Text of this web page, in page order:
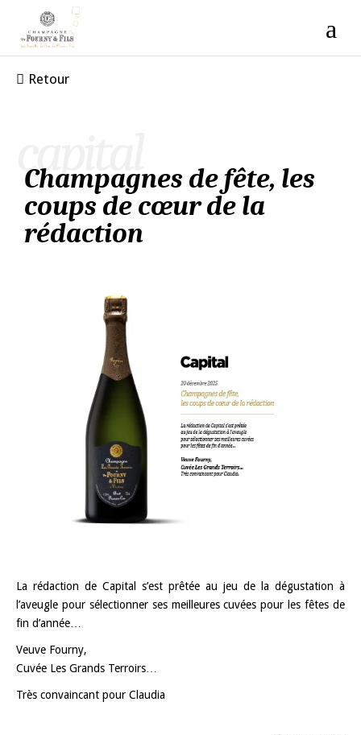
Retour
capital
Champagnes de fête, les
coups de cœur de la
rédaction
La rédaction de Capital s’est prêtée au jeu de la dégustation à
l’aveugle pour sélectionner ses meilleures cuvées pour les fêtes de
fin d’année…
Veuve Fourny,
Cuvée Les Grands Terroirs…
Très convaincant pour Claudia